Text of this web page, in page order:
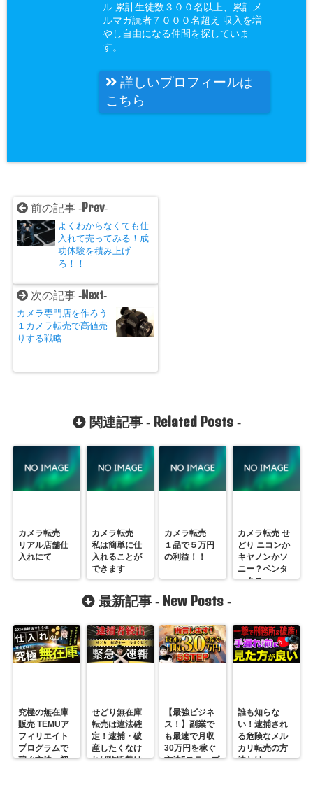
ル 累計生徒数３００名以上、累計メ
ルマガ読者７０００名超え 収入を増
やし自由になる仲間を探していま
す。
詳しいプロフィールは
こちら
前の記事 - Prev-
よくわからなくても仕
入れて売ってみる！成
功体験を積み上げ
ろ！！
次の記事 - Next-
カメラ専門店を作ろう
１カメラ転売で高値売
りする戦略
関連記事 - Related Posts-
カメラ転売
リアル店舗仕
入れにて
カメラ転売
私は簡単に仕
入れることが
できます
カメラ転売
１品で５万円
の利益！！
カメラ転売 せ
どり ニコンか
キヤノンかソ
ニー？ペンタ
ックス
最新記事 - New Posts -
究極の無在庫
販売 TEMUア
フィリエイト
プログラムで
稼ぐ方法 初
せどり無在庫
転売は違法確
定！逮捕・破
産したくなけ
れば物販勢は
【最強ビジネ
ス！】副業で
も最速で月収
30万円を稼ぐ
方法5ステップ
誰も知らな
い！逮捕され
る危険なメル
カリ転売の方
法とは